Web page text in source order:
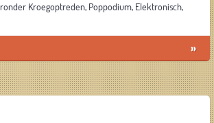
Kroegoptreden, Poppodium, Elektronisch,
»